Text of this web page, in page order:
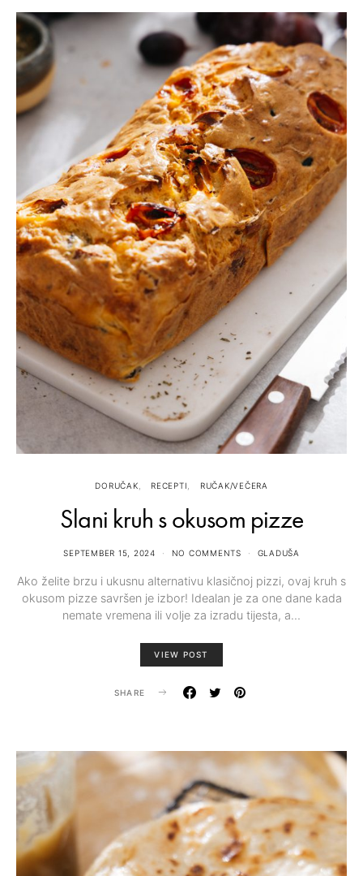
DORUČAK RECEPTI RUČAK/VEČERA
Slani kruh s okusom pizze
SEPTEMBER 15, 2024 NO COMMENTS GLADUŠA
Ako želite brzu i ukusnu alternativu klasičnoj pizzi, ovaj kruh s
okusom pizze savršen je izbor! Idealan je za one dane kada
nemate vremena ili volje za izradu tijesta, a…
VIEW POST
SHARE